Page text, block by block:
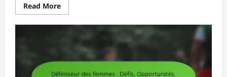
Read MoreRead
more
Démarrer
Cohérence,
Performance,
Stratégie